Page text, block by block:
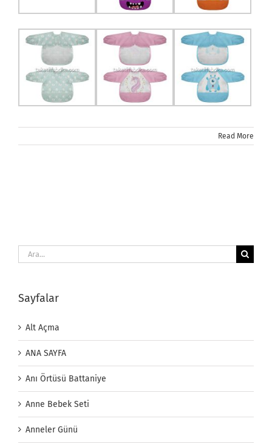
Read More
Ara:
Sayfalar
Alt Açma
ANA SAYFA
Anı Örtüsü Battaniye
Anne Bebek Seti
Anneler Günü